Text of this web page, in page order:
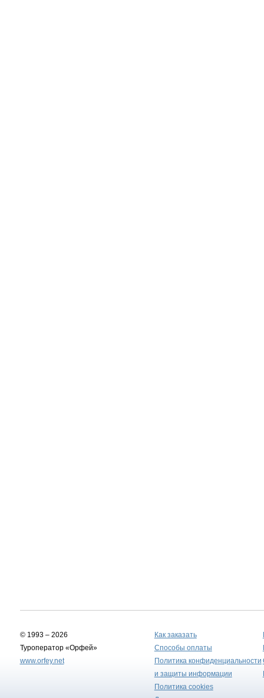
© 1993 – 2026
Туроператор «Орфей»
www.orfey.net
Как заказать
Способы оплаты
Политика конфиденциальности
и защиты информации
Политика cookies